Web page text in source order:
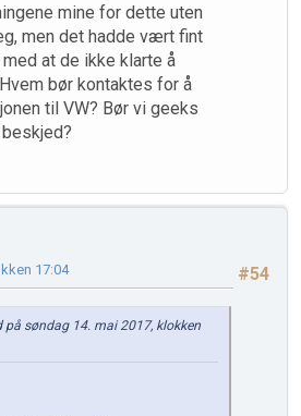
mine for dette uten
men det hadde vært fint
at de ikke klarte å
bør kontaktes for å
til VW? Bør vi geeks
#54
17:04
på søndag 14. mai 2017, klokken